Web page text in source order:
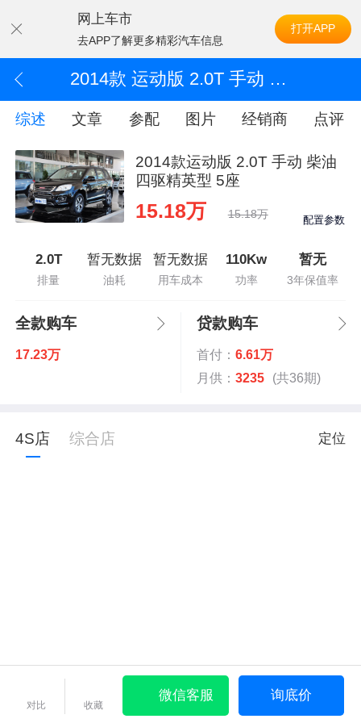
网上车市
去APP了解更多精彩汽车信息
打开APP
2014款 运动版 2.0T 手动 柴油四驱精英型 5座
综述 文章 参配 图片 经销商 点评
2014款运动版 2.0T 手动 柴油
四驱精英型 5座
15.18万 15.18万 配置参数
2.0T
排量
暂无数据
油耗
暂无数据
用车成本
110Kw
功率
暂无
3年保值率
全款购车
17.23万
贷款购车
首付： 6.61万
月供： 3235 (共36期)
4S店 综合店 定位
对比 收藏
微信客服 询底价